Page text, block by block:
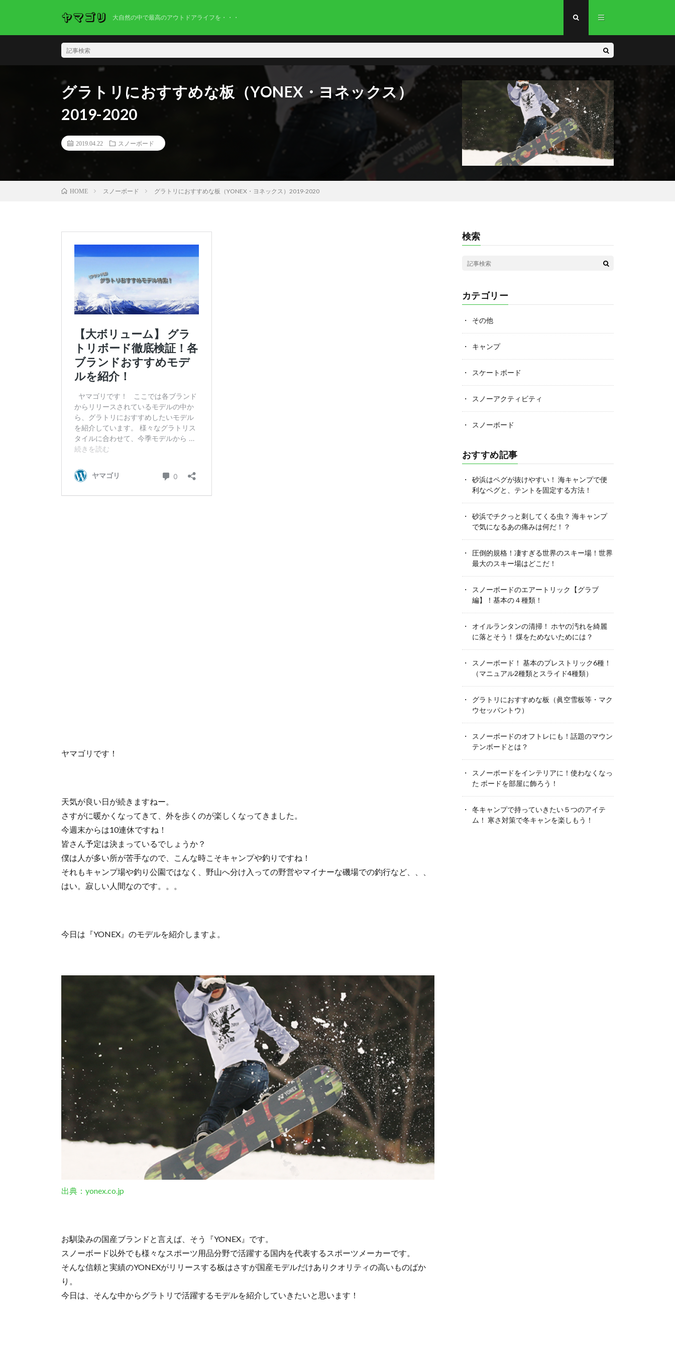
大自然の中で最高のアウトドアライフを・・・
グラトリにおすすめな板（YONEX・ヨネックス）
2019-2020
2019.04.22 スノーボード
HOME スノーボード グラトリにおすすめな板（YONEX・ヨネックス）2019-2020
ヤマゴリです！
天気が良い日が続きますねー。
さすがに暖かくなってきて、外を歩くのが楽しくなってきました。
今週末からは10連休ですね！
皆さん予定は決まっているでしょうか？
僕は人が多い所が苦手なので、こんな時こそキャンプや釣りですね！
それもキャンプ場や釣り公園ではなく、野山へ分け入っての野営やマイナーな磯場での釣行など、、、
はい。寂しい人間なのです。。。
今日は『YONEX』のモデルを紹介しますよ。
出典：yonex.co.jp
お馴染みの国産ブランドと言えば、そう『YONEX』です。
スノーボード以外でも様々なスポーツ用品分野で活躍する国内を代表するスポーツメーカーです。
そんな信頼と実績のYONEXがリリースする板はさすが国産モデルだけありクオリティの高いものばか
り。
今日は、そんな中からグラトリで活躍するモデルを紹介していきたいと思います！
検索
カテゴリー
その他
キャンプ
スケートボード
スノーアクティビティ
スノーボード
おすすめ記事
砂浜はペグが抜けやすい！ 海キャンプで便
利なペグと、テントを固定する方法！
砂浜でチクっと刺してくる虫？ 海キャンプ
で気になるあの痛みは何だ！？
圧倒的規格！凄すぎる世界のスキー場！世界
最大のスキー場はどこだ！
スノーボードのエアートリック【グラブ
編】！基本の４種類！
オイルランタンの清掃！ ホヤの汚れを綺麗
に落とそう！ 煤をためないためには？
スノーボード！ 基本のプレストリック6種！
（マニュアル2種類とスライド4種類）
グラトリにおすすめな板（眞空雪板等・マク
ウセッパントウ）
スノーボードのオフトレにも！話題のマウン
テンボードとは？
スノーボードをインテリアに！使わなくなっ
た ボードを部屋に飾ろう！
冬キャンプで持っていきたい５つのアイテ
ム！ 寒さ対策で冬キャンを楽しもう！